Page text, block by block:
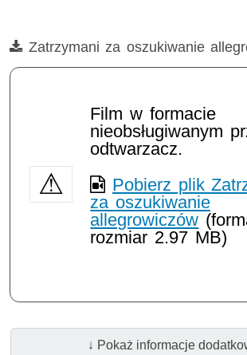
Film
Zatrzymani za oszukiwanie
Film w formacie
nieobsługiwanym
odtwarzacz.
Pobierz plik
za oszukiwanie
allegrowiczów
rozmiar 2.97 MB)
↓ Pokaż informacje